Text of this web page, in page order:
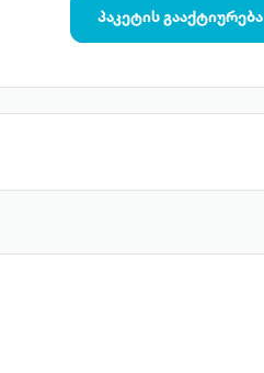
პაკეტის გააქტიურება